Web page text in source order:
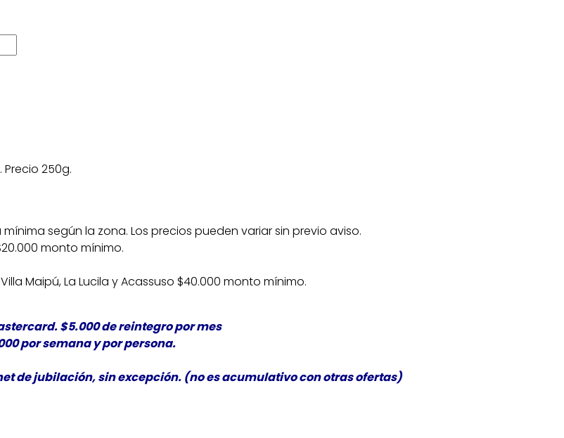
250g.
según la zona. Los precios pueden variar sin previo aviso.
monto mínimo.
Maipú, La Lucila y Acassuso $40.000 monto mínimo.
$5.000 de reintegro por mes
por semana y por persona.
de jubilación, sin excepción. (no es acumulativo con otras ofertas)